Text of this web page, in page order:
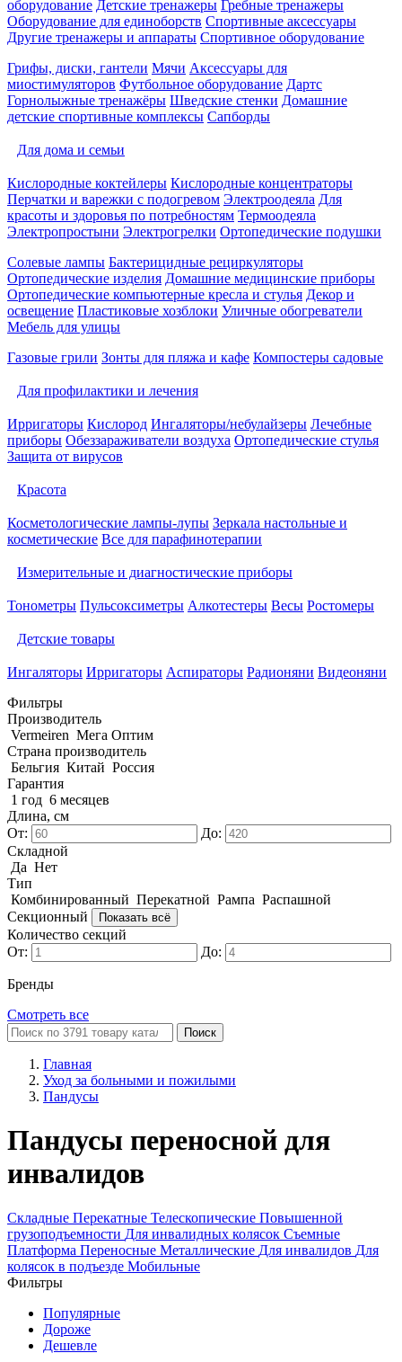
оборудование Детские тренажеры Гребные тренажеры
Оборудование для единоборств Спортивные аксессуары
Другие тренажеры и аппараты Спортивное оборудование
Грифы, диски, гантели Мячи Аксессуары для
миостимуляторов Футбольное оборудование Дартс
Горнолыжные тренажёры Шведские стенки Домашние
детские спортивные комплексы Сапборды
Для дома и семьи
Кислородные коктейлеры Кислородные концентраторы
Перчатки и варежки с подогревом Электроодеяла Для
красоты и здоровья по потребностям Термоодеяла
Электропростыни Электрогрелки Ортопедические подушки
Солевые лампы Бактерицидные рециркуляторы
Ортопедические изделия Домашние медицинские приборы
Ортопедические компьютерные кресла и стулья Декор и
освещение Пластиковые хозблоки Уличные обогреватели
Мебель для улицы
Газовые грили Зонты для пляжа и кафе Компостеры садовые
Для профилактики и лечения
Ирригаторы Кислород Ингаляторы/небулайзеры Лечебные
приборы Обеззараживатели воздуха Ортопедические стулья
Защита от вирусов
Красота
Косметологические лампы-лупы Зеркала настольные и
косметические Все для парафинотерапии
Измерительные и диагностические приборы
Тонометры Пульсоксиметры Алкотестеры Весы Ростомеры
Детские товары
Ингаляторы Ирригаторы Аспираторы Радионяни Видеоняни
Фильтры
Производитель
Vermeiren Мега Оптим
Страна производитель
Бельгия Китай Россия
Гарантия
1 год 6 месяцев
Длина, см
От:
До:
Складной
Да Нет
Тип
Комбинированный Перекатной Рампа Распашной
Секционный
Показать всё
Количество секций
От:
До:
Бренды
Смотреть все
Поиск
Главная
Уход за больными и пожилыми
Пандусы
Пандусы переносной для
инвалидов
Складные Перекатные Телескопические Повышенной
грузоподъемности Для инвалидных колясок Съемные
Платформа Переносные Металлические Для инвалидов Для
колясок в подъезде Мобильные
Фильтры
Популярные
Дороже
Дешевле